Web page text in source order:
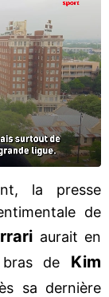
la presse
de
aurait en
bras de Kim
sa dernière